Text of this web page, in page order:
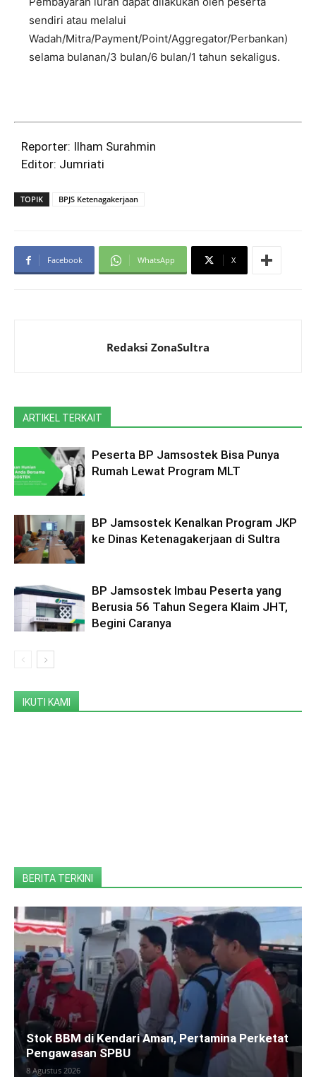
sendiri atau melalui
Wadah/Mitra/Payment/Point/Aggregator/Perbankan)
selama bulanan/3 bulan/6 bulan/1 tahun sekaligus.
Reporter: Ilham Surahmin
Editor: Jumriati
TOPIK BPJS Ketenagakerjaan
Facebook WhatsApp X
Redaksi ZonaSultra
ARTIKEL TERKAIT
Peserta BP Jamsostek Bisa Punya
Rumah Lewat Program MLT
BP Jamsostek Kenalkan Program JKP
ke Dinas Ketenagakerjaan di Sultra
BP Jamsostek Imbau Peserta yang
Berusia 56 Tahun Segera Klaim JHT,
Begini Caranya
IKUTI KAMI
BERITA TERKINI
Stok BBM di Kendari Aman, Pertamina Perketat
Pengawasan SPBU
8 Agustus 2026